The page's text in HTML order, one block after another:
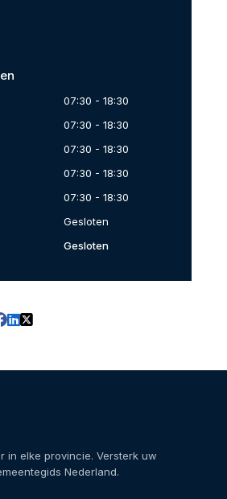
07:30 - 18:30
07:30 - 18:30
07:30 - 18:30
07:30 - 18:30
07:30 - 18:30
Gesloten
Gesloten
in elke provincie. Versterk uw
Nederland.